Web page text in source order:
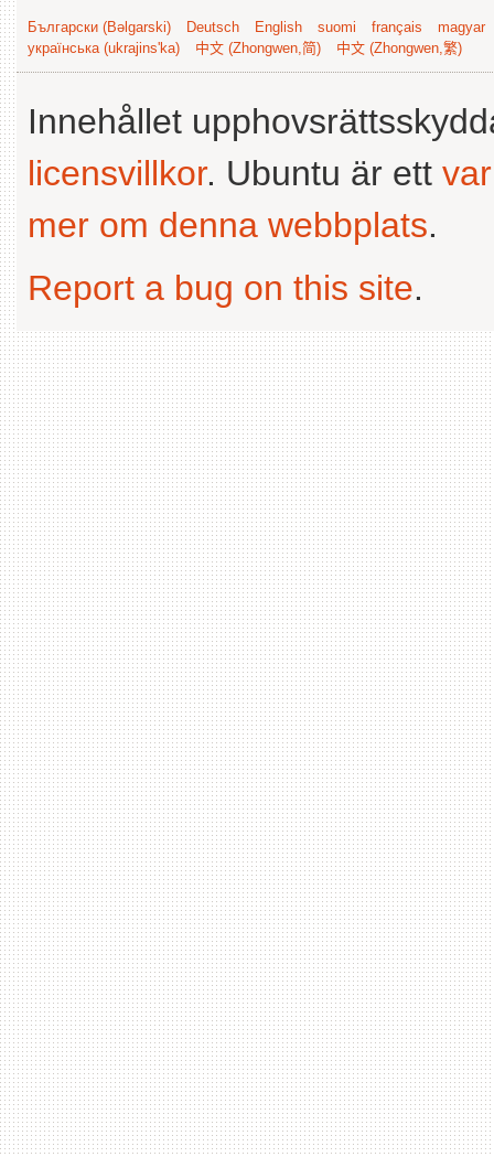
Български (Bəlgarski) Deutsch English suomi français
magyar
українська (ukrajins'ka)
中文 (Zhongwen,简) 中文 (Zhongwen,繁)
Innehållet
licensvillkor. Ubuntu är ett
mer om denna webbplats.
Report a bug on this site.